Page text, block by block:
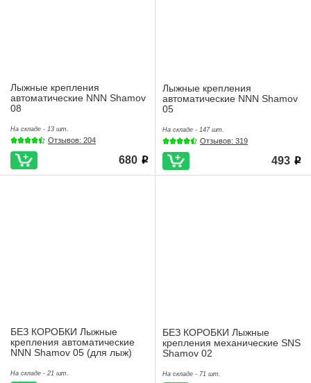
Лыжные крепления
автоматические NNN Shamov
08
На складе - 13 шт.
Отзывов: 204
680 i
Лыжные крепления
автоматические NNN Shamov
05
На складе - 147 шт.
Отзывов: 319
493 i
БЕЗ КОРОБКИ Лыжные
крепления автоматические
NNN Shamov 05 (для лыж)
На складе - 21 шт.
БЕЗ КОРОБКИ Лыжные
крепления механические SNS
Shamov 02
На складе - 71 шт.